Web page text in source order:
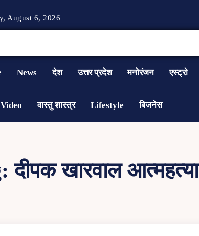
August 6, 2026
News देश उत्तर प्रदेश मनोरंजन एस्ट्रो
वास्तु शास्त्र Lifestyle बिजनेस
दीपक खारवाल आत्महत्या